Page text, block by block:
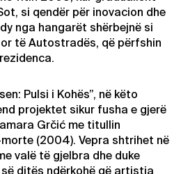
si qendër për inovacion dhe
nga hangarët shërbejnë si
të Autostradës, që përfshin
Pulsi i Kohës”, në këto
projektet sikur fusha e gjerë
Grčić me titullin
(2004). Vepra shtrihet në
valë të gjelbra dhe duke
ditës ndërkohë që artistja